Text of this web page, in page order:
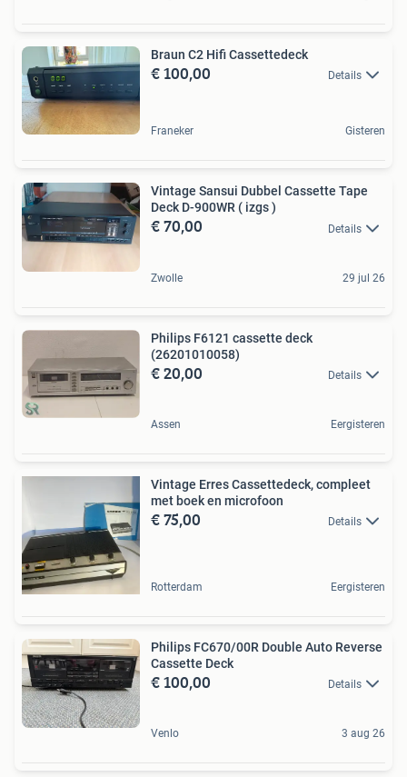
Braun C2 Hifi Cassettedeck
€ 100,00 Details
Franeker Gisteren
Vintage Sansui Dubbel Cassette Tape
Deck D-900WR ( izgs )
€ 70,00 Details
Zwolle 29 jul 26
Philips F6121 cassette deck
(26201010058)
€ 20,00 Details
Assen Eergisteren
Vintage Erres Cassettedeck, compleet
met boek en microfoon
€ 75,00 Details
Rotterdam Eergisteren
Philips FC670/00R Double Auto Reverse
Cassette Deck
€ 100,00 Details
Venlo 3 aug 26